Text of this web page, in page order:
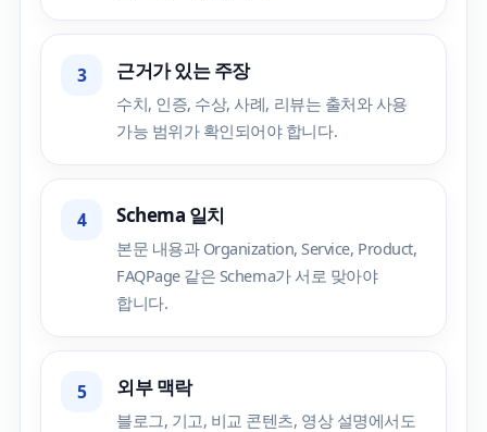
3 근거가 있는 주장
수치, 인증, 수상, 사례, 리뷰는 출처와 사용
가능 범위가 확인되어야 합니다.
4 Schema 일치
본문 내용과 Organization, Service, Product,
FAQPage 같은 Schema가 서로 맞아야
합니다.
5 외부 맥락
블로그, 기고, 비교 콘텐츠, 영상 설명에서도